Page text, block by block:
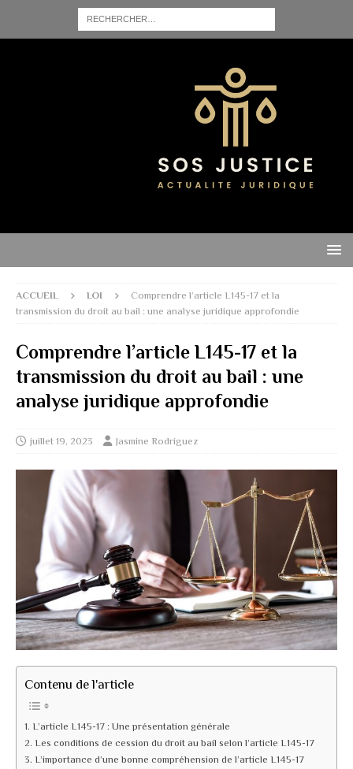
ACCUEIL LOI
Comprendre l’article L145-17 et la
transmission du droit au bail : une analyse juridique approfondie
Comprendre l’article L145-17 et la
transmission du droit au bail : une
analyse juridique approfondie
juillet 19, 2023 Jasmine Rodriguez
Contenu de l'article
L’article L145-17 : Une présentation générale
Les conditions de cession du droit au bail selon l’article L145-17
L’importance d’une bonne compréhension de l’article L145-17